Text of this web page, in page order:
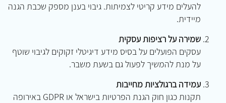
להעלים מידע קריטי לצמיתות. גיבוי בענן מספק שכבת הגנה
מיידית.
שמירה על רציפות עסקית
עסקים הפועלים על בסיס מידע דיגיטלי זקוקים לגיבוי שוטף
על מנת להמשיך לפעול גם בשעת משבר.
עמידה ברגולציות מחייבות
תקנות כגון חוק הגנת הפרטיות בישראל או GDPR באירופה